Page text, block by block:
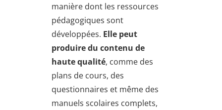
manière dont les ressources
pédagogiques sont
développées. Elle peut
produire du contenu de
haute qualité, comme des
plans de cours, des
questionnaires et même des
manuels scolaires complets,